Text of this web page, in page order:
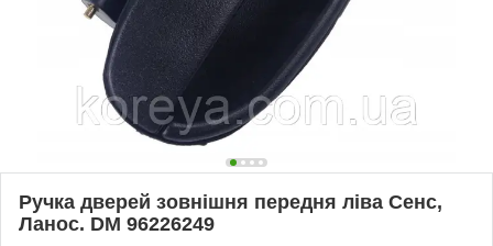
Ручка дверей зовнішня передня ліва Сенс,
Ланос. DM 96226249